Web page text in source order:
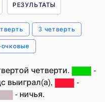
РЕЗУЛЬТАТЫ
3 четверть
очковые
четверти.
-
выиграл(а),
-
- ничья.